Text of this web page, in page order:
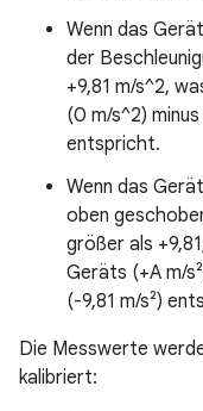
Wenn das
der
+9,81 m/s^2,
(0 m/s^2)
entspricht.
Wenn das
oben
größer als
Geräts (+A m/
(-9,81 m/s²)
Die Messwerte
kalibriert: